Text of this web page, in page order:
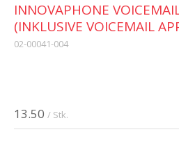
13.50 / Stk.
INNOVAPHONE
(INKLUSIVE VOICEMAIL
02-00041-004